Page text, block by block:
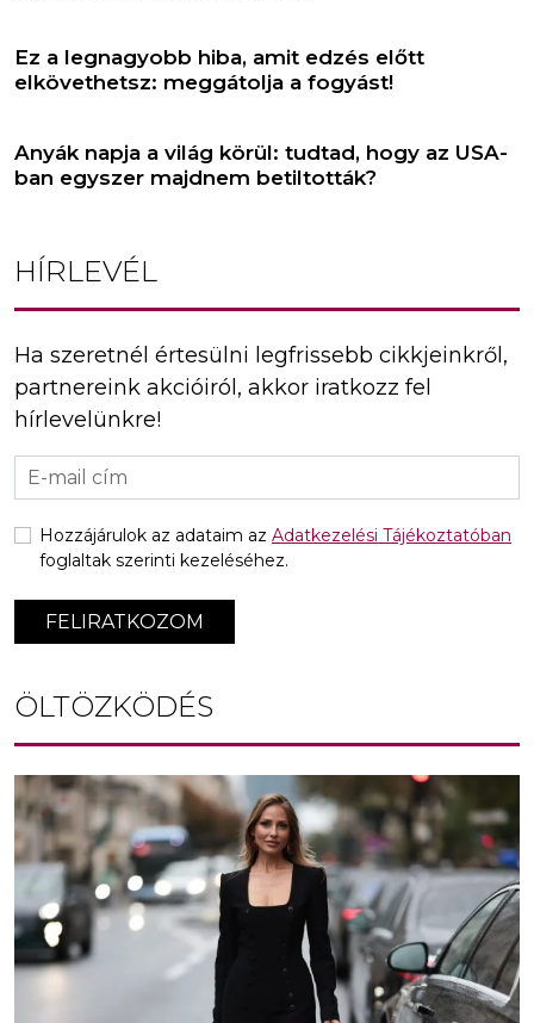
Ez a legnagyobb hiba, amit edzés előtt
elkövethetsz: meggátolja a fogyást!
Anyák napja a világ körül: tudtad, hogy az USA-
ban egyszer majdnem betiltották?
HÍRLEVÉL
Ha szeretnél értesülni legfrissebb cikkjeinkről,
partnereink akcióiról, akkor iratkozz fel
hírlevelünkre!
FELIRATKOZOM
Hozzájárulok az adataim az Adatkezelési Tájékoztatóban
foglaltak szerinti kezeléséhez.
ÖLTÖZKÖDÉS